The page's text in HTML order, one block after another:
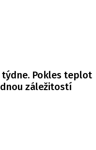
týdne. Pokles teplot
záležitostí